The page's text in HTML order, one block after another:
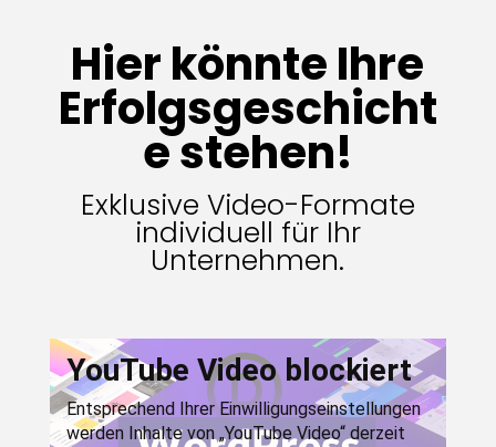
Hier könnte Ihre
Erfolgsgeschicht
e stehen!
Exklusive Video-Formate
individuell für Ihr
Unternehmen.